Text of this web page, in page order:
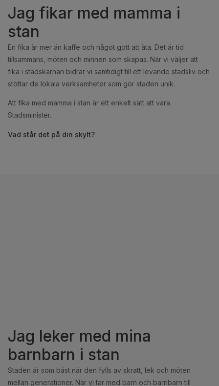
Jag fikar med mamma i
stan
En fika är mer än kaffe och något gott att äta. Det är tid
tillsammans, möten och minnen som skapas. När vi väljer att
fika i stadskärnan bidrar vi samtidigt till ett levande stadsliv och
stöttar de lokala verksamheter som gör staden unik.
Att fika med mamma i stan är ett enkelt sätt att vara
Stadsminister.
Vad står det på din skylt?
Jag leker med mina
barnbarn i stan
Staden är som bäst när den fylls av skratt, lek och möten
mellan generationer. När vi tar med barn och barnbarn till